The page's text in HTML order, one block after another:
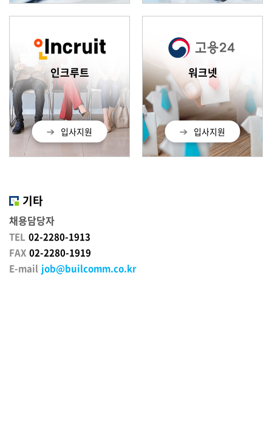
인크루트
입사지원
워크넷
입사지원
기타
채용담당자
TEL 02-2280-1913
FAX 02-2280-1919
E-mail job@builcomm.co.kr